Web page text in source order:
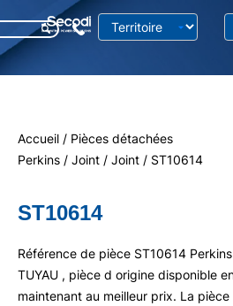
Accueil / Pièces détachées
Perkins / Joint / Joint / ST10614
ST10614
Référence de pièce ST10614
TUYAU , pièce d origine disponible
maintenant au meilleur prix. La